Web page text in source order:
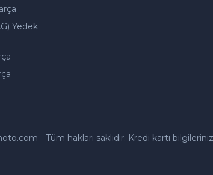
Yedek
- Tüm hakları saklıdır. Kredi kartı